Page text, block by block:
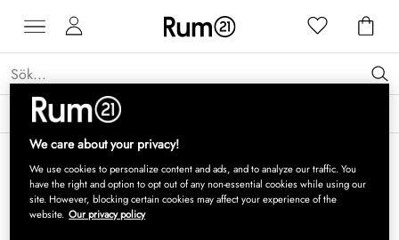
Få 15 % rabatt på Grythyttan Stålmöbler* →
We care about your privacy!
We use cookies to personalize content and ads, and to analyze our traffic. You
have the right and option to opt out of any non-essential cookies while using our
site. However, blocking certain cookies may affect your experience of the
website. Our privacy policy